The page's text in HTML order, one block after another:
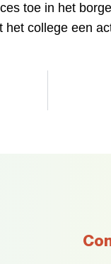
toe in het
college een